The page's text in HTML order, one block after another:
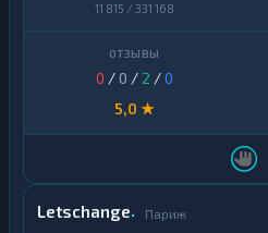
11 815 / 331 168
0 / 0 / 2 /0
5,0 ★
Letschange Париж